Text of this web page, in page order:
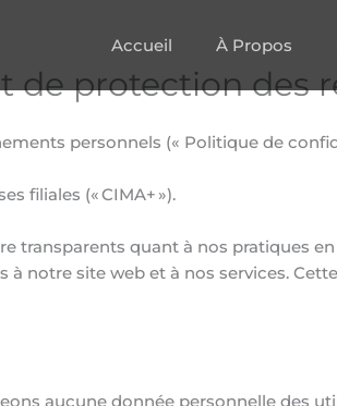
Accueil À Propos
protection des
personnels (« Politique de
filiales (« CIMA+ »).
transparents quant à nos pratiques
notre site web et à nos services.
aucune donnée personnelle des